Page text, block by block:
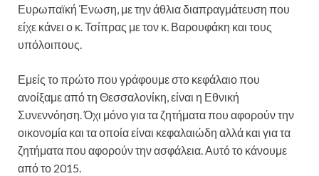
Ευρωπαϊκή Ένωση, με την άθλια διαπραγμάτευση που
είχε κάνει ο κ. Τσίπρας με τον κ. Βαρουφάκη και τους
υπόλοιπους.
Εμείς το πρώτο που γράφουμε στο κεφάλαιο που
ανοίξαμε από τη Θεσσαλονίκη, είναι η Εθνική
Συνεννόηση. Όχι μόνο για τα ζητήματα που αφορούν την
οικονομία και τα οποία είναι κεφαλαιώδη αλλά και για τα
ζητήματα που αφορούν την ασφάλεια. Αυτό το κάνουμε
από το 2015.